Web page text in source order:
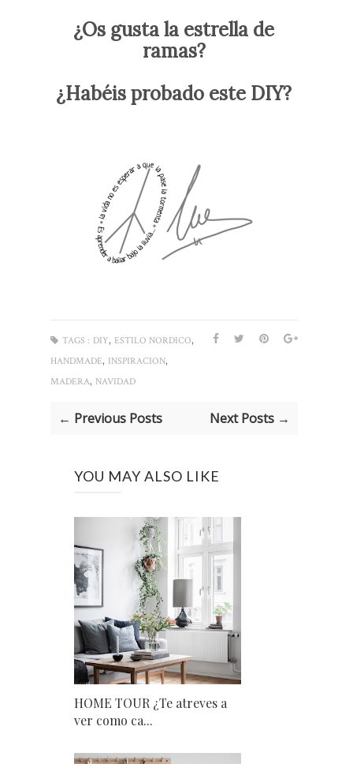
¿Os gusta la estrella de
ramas?
¿Habéis probado este DIY?
TAGS : DIY, ESTILO NORDICO,
HANDMADE, INSPIRACION,
MADERA, NAVIDAD
← Previous Posts Next Posts →
YOU MAY ALSO LIKE
HOME TOUR ¿Te atreves a
ver como ca...